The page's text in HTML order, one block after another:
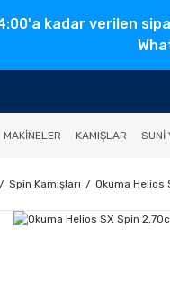
kadar verilen
MAKINELER KAMIŞLAR SUNI
Spin Kamışları Okuma Helios